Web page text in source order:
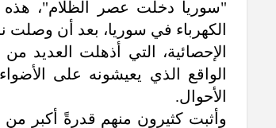
الكهرباء في سوريا، بعد أن وصلت نسبة العتم
الإحصائية، التي أذهلت العديد
الواقع الذي يعيشونه على
الأحوال.
وأثبت كثيرون منهم قدرةً أكبر من